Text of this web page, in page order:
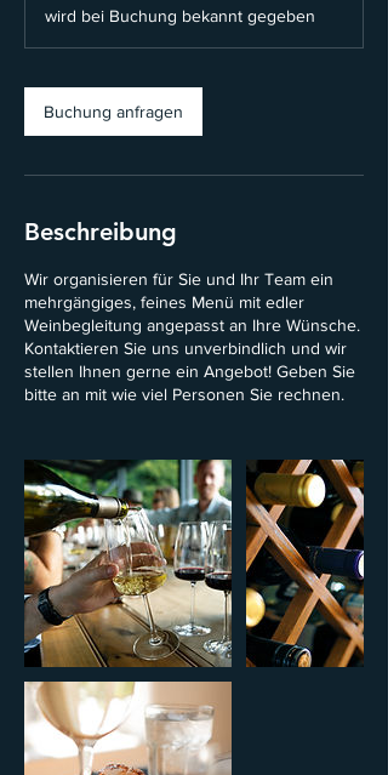
d
.
wird bei Buchung bekannt gegeben
Buchung anfragen
Beschreibung
Wir organisieren für Sie und Ihr Team ein
mehrgängiges, feines Menü mit edler
Weinbegleitung angepasst an Ihre Wünsche.
Kontaktieren Sie uns unverbindlich und wir
stellen Ihnen gerne ein Angebot! Geben Sie